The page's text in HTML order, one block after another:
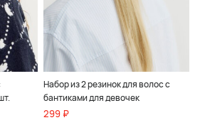
Набор из 2 резинок для волос с
бантиками для девочек
299 ₽